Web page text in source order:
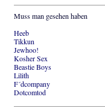
Muss man gesehen haben
Heeb
Tikkun
Jewhoo!
Kosher Sex
Beastie Boys
Lilith
F´dcompany
Dotcomtod